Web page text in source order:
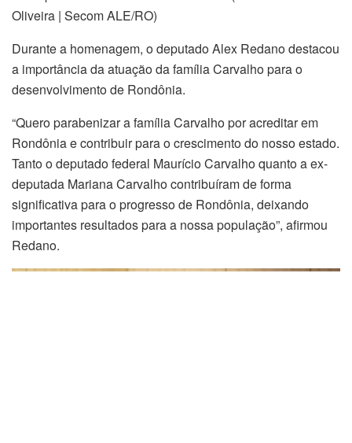
Oliveira | Secom ALE/RO)
Durante a homenagem, o deputado Alex Redano destacou
a importância da atuação da família Carvalho para o
desenvolvimento de Rondônia.
“Quero parabenizar a família Carvalho por acreditar em
Rondônia e contribuir para o crescimento do nosso estado.
Tanto o deputado federal Maurício Carvalho quanto a ex-
deputada Mariana Carvalho contribuíram de forma
significativa para o progresso de Rondônia, deixando
importantes resultados para a nossa população”, afirmou
Redano.